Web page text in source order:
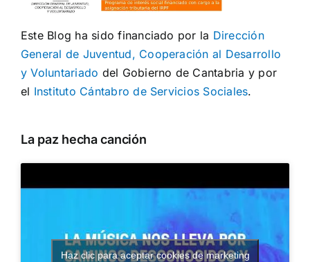
Este Blog ha sido financiado por la Dirección
General de Juventud, Cooperación al Desarrollo
y Voluntariado del Gobierno de Cantabria y por
el Instituto Cántabro de Servicios Sociales.
La paz hecha canción
Haz clic para aceptar cookies de marketing